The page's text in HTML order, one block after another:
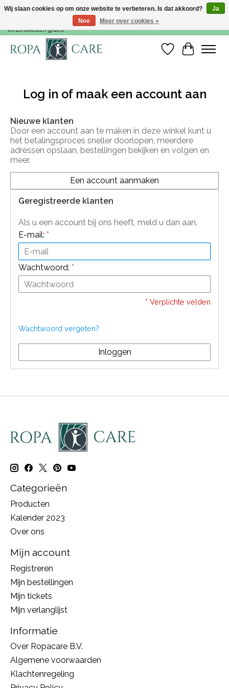
Voor 15:00 besteld, dezelfde werkdag nog verzonden! Vanaf €35,- zijn de
verzendkosten gratis!
Verlanglijst
Log in of maak een account aan
Nieuwe klanten
Door een account aan te maken in deze winkel kunt u
het betalingsproces sneller doorlopen, meerdere
adressen opslaan, bestellingen bekijken en volgen en
meer.
Een account aanmaken
Geregistreerde klanten
Als u een account bij ons heeft, meld u dan aan.
E-mail: *
Wachtwoord: *
* Verplichte velden
Wachtwoord vergeten?
Inloggen
Categorieën
Producten
Kalender 2023
Over ons
Mijn account
Registreren
Mijn bestellingen
Mijn tickets
Mijn verlanglijst
Informatie
Over Ropacare B.V.
Algemene voorwaarden
Klachtenregeling
Wij slaan cookies op om onze website te verbeteren. Is dat akkoord?
Ja
Nee
Meer over cookies »